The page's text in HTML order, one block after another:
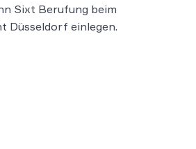
Sixt Berufung beim
Düsseldorf einlegen.